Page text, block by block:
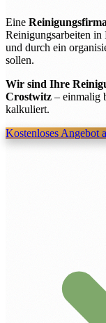
Eine
Reinigungsarbeiten in
und durch ein
sollen.
Wir sind Ihre
Crostwitz – einmalig
kalkuliert.
Kostenloses Angebot